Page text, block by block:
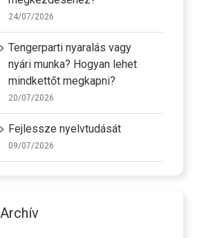
24/07/2026
Tengerparti nyaralás vagy
nyári munka? Hogyan lehet
mindkettőt megkapni?
20/07/2026
Fejlessze nyelvtudását
09/07/2026
Archív